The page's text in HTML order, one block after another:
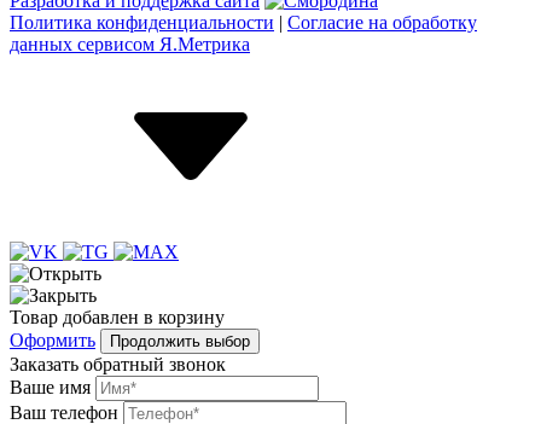
Политика конфиденциальности | Согласие на обработку
данных сервисом Я.Метрика
Товар добавлен в корзину
Оформить
Продолжить выбор
Заказать обратный звонок
Ваше имя
Ваш телефон